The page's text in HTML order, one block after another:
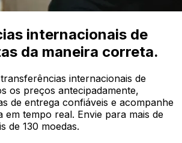
internacionais de
da maneira correta.
internacionais de
os preços antecipadamente,
de entrega confiáveis e acompanhe
em tempo real. Envie para mais de
de 130 moedas.